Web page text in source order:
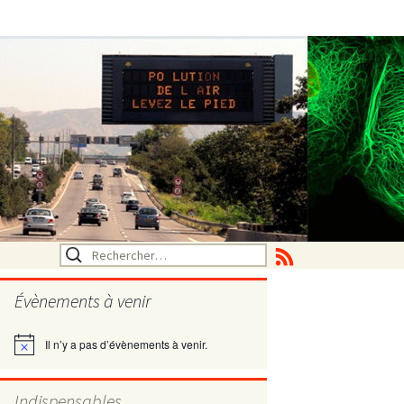
Rechercher :
Évènements à venir
Notice Il n’y a pas d’évènements à venir.